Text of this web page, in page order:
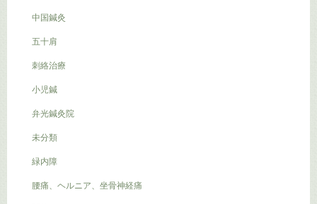
中国鍼灸
五十肩
刺絡治療
小児鍼
弁光鍼灸院
未分類
緑内障
腰痛、ヘルニア、坐骨神経痛